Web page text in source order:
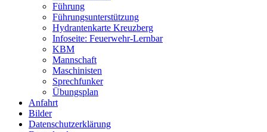
Führung
Führungsunterstützung
Hydrantenkarte Kreuzberg
Infoseite: Feuerwehr-Lernbar
KBM
Mannschaft
Maschinisten
Sprechfunker
Übungsplan
Anfahrt
Bilder
Datenschutzerklärung